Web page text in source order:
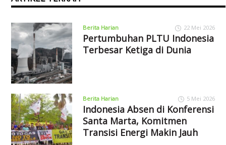
Berita Harian 22 Mei 2026
Pertumbuhan PLTU Indonesia
Terbesar Ketiga di Dunia
Berita Harian 5 Mei 2026
Indonesia Absen di Konferensi
Santa Marta, Komitmen
Transisi Energi Makin Jauh